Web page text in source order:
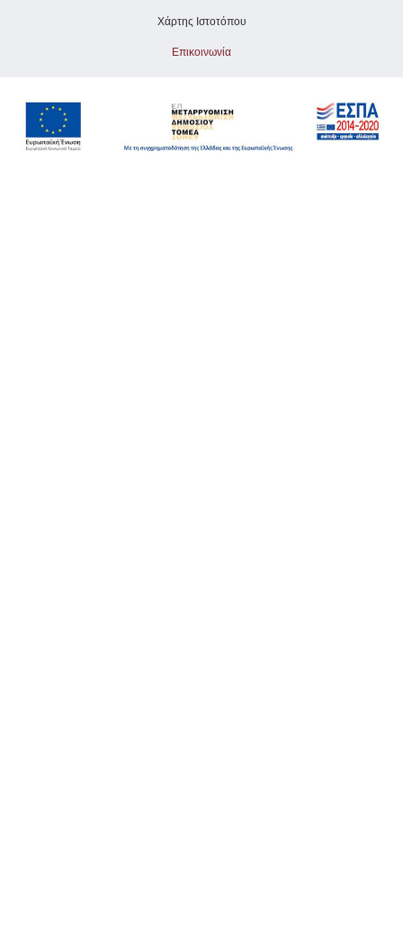
Χάρτης Ιστοτόπου
Επικοινωνία